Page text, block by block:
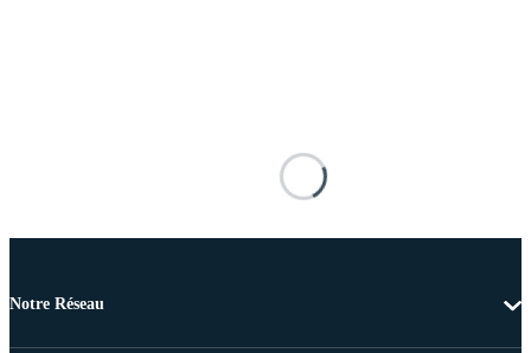
Notre Réseau